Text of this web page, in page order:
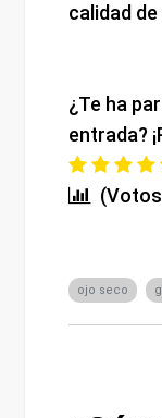
calidad
¿Te ha
entrada?
ojo seco